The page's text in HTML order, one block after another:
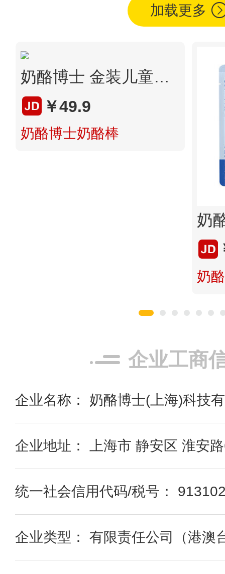
加载更多
奶酪博士 金装儿童奶酪棒360g
￥49.9
奶酪博士奶酪棒
奶
企业工商
企业名称： 奶酪博士(上海)科技
企业地址： 上海市 静安区 淮安
统一社会信用代码/税号：
企业类型： 有限责任公司（港澳